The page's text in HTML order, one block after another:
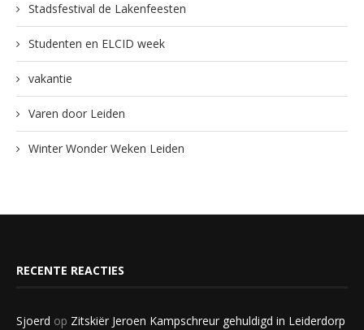
Stadsfestival de Lakenfeesten
Studenten en ELCID week
vakantie
Varen door Leiden
Winter Wonder Weken Leiden
RECENTE REACTIES
Sjoerd op Zitskiër Jeroen Kampschreur gehuldigd in Leiderdorp